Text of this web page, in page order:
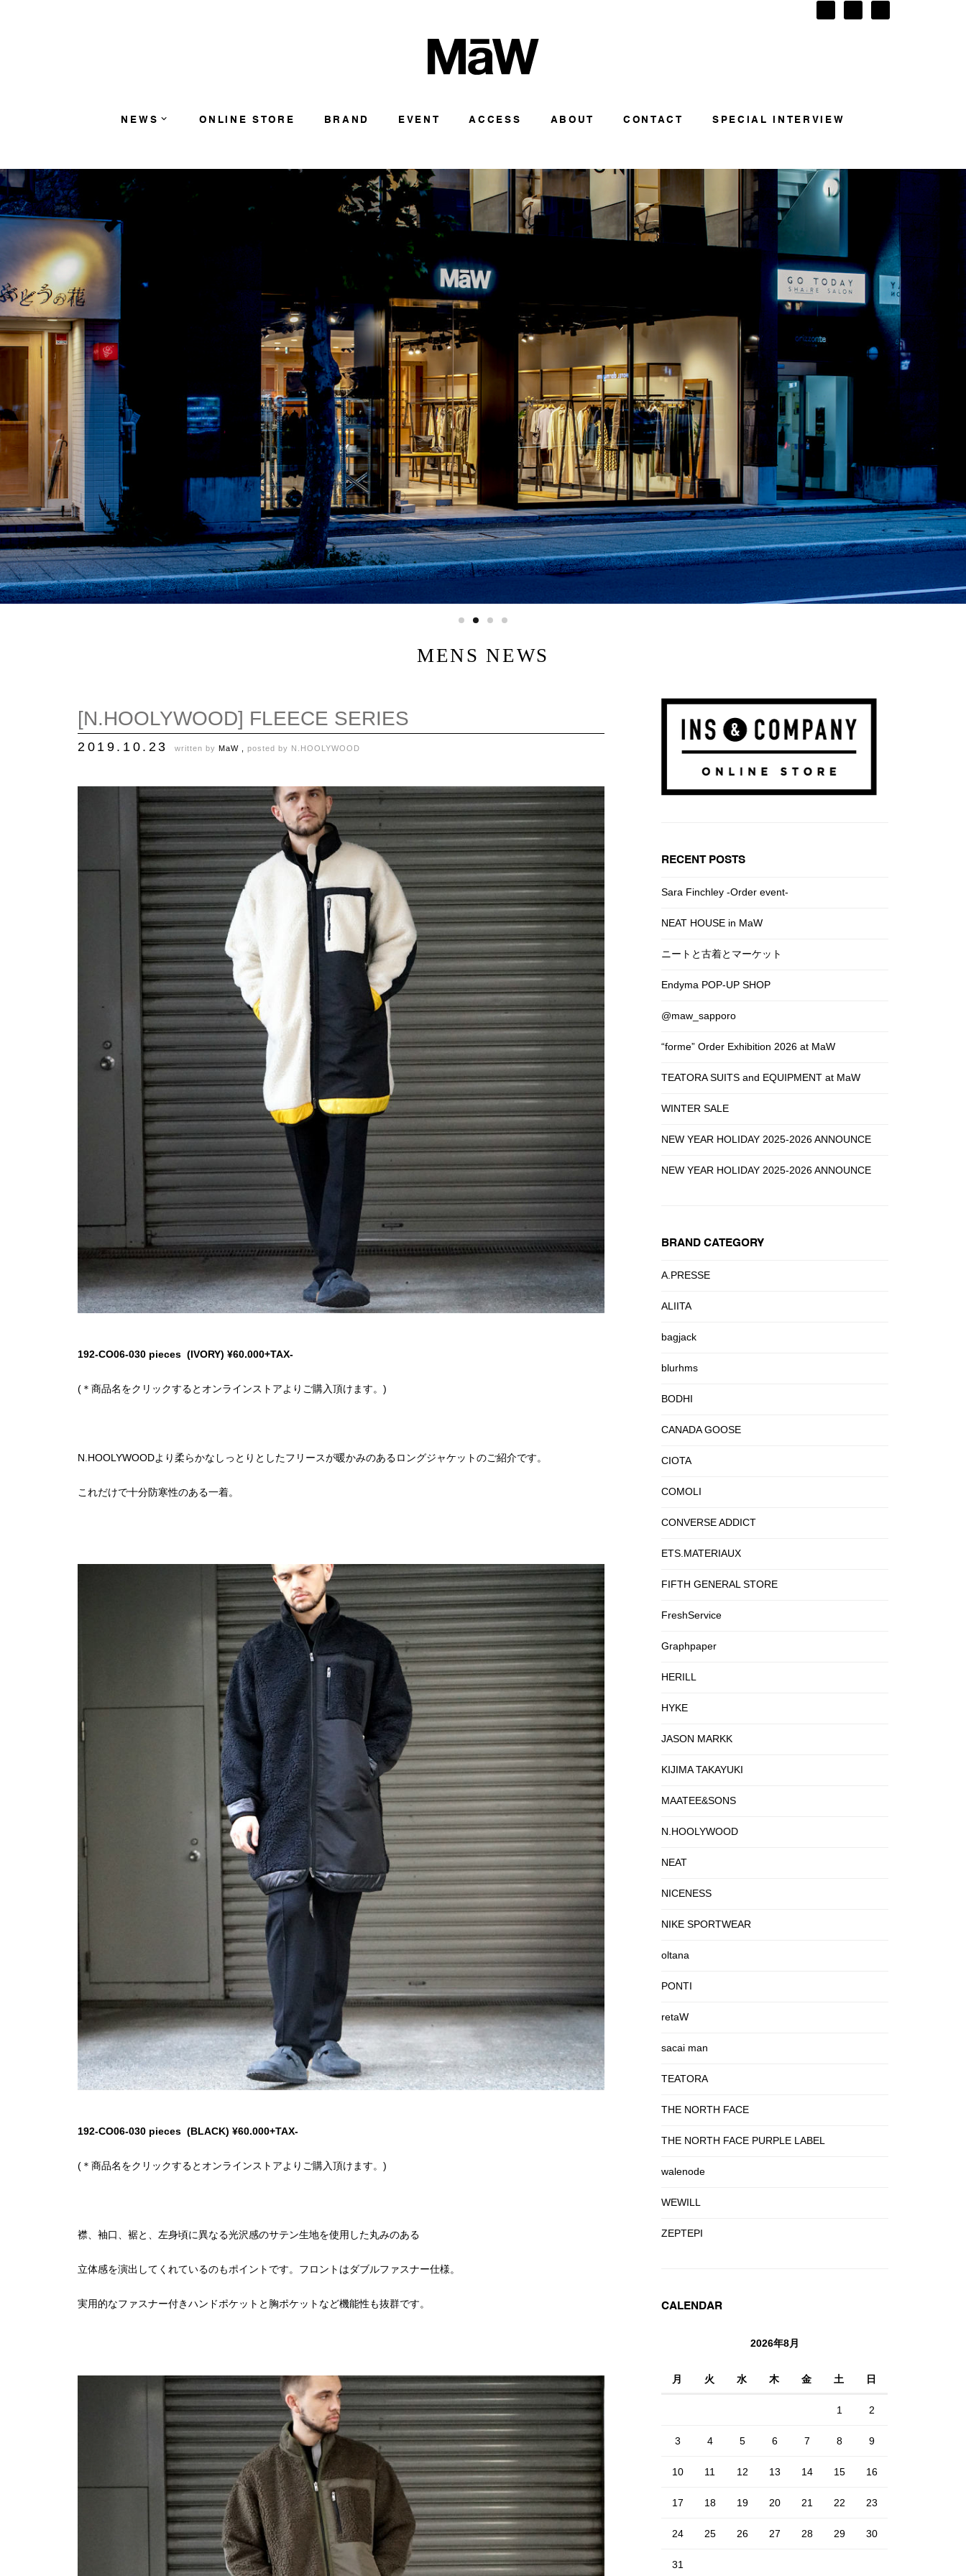
NEWS ONLINE STORE BRAND EVENT ACCESS ABOUT CONTACT SPECIAL INTERVIEW
MENS NEWS
[N.HOOLYWOOD] FLEECE SERIES
2019.10.23 written by MaW , posted by N.HOOLYWOOD
192-CO06-030 pieces (IVORY) ¥60.000+TAX-
(＊商品名をクリックするとオンラインストアよりご購入頂けます。)
N.HOOLYWOODより柔らかなしっとりとしたフリースが暖かみのあるロングジャケットのご紹介です。
これだけで十分防寒性のある一着。
192-CO06-030 pieces (BLACK) ¥60.000+TAX-
(＊商品名をクリックするとオンラインストアよりご購入頂けます。)
襟、袖口、裾と、左身頃に異なる光沢感のサテン生地を使用した丸みのある
立体感を演出してくれているのもポイントです。フロントはダブルファスナー仕様。
実用的なファスナー付きハンドポケットと胸ポケットなど機能性も抜群です。
RECENT POSTS
Sara Finchley -Order event-
NEAT HOUSE in MaW
ニートと古着とマーケット
Endyma POP-UP SHOP
@maw_sapporo
“forme” Order Exhibition 2026 at MaW
TEATORA SUITS and EQUIPMENT at MaW
WINTER SALE
NEW YEAR HOLIDAY 2025-2026 ANNOUNCE
NEW YEAR HOLIDAY 2025-2026 ANNOUNCE
BRAND CATEGORY
A.PRESSE
ALIITA
bagjack
blurhms
BODHI
CANADA GOOSE
CIOTA
COMOLI
CONVERSE ADDICT
ETS.MATERIAUX
FIFTH GENERAL STORE
FreshService
Graphpaper
HERILL
HYKE
JASON MARKK
KIJIMA TAKAYUKI
MAATEE&SONS
N.HOOLYWOOD
NEAT
NICENESS
NIKE SPORTWEAR
oltana
PONTI
retaW
sacai man
TEATORA
THE NORTH FACE
THE NORTH FACE PURPLE LABEL
walenode
WEWILL
ZEPTEPI
CALENDAR
2026年8月
月 火 水 木 金 土 日
1 2
3 4 5 6 7 8 9
10 11 12 13 14 15 16
17 18 19 20 21 22 23
24 25 26 27 28 29 30
31